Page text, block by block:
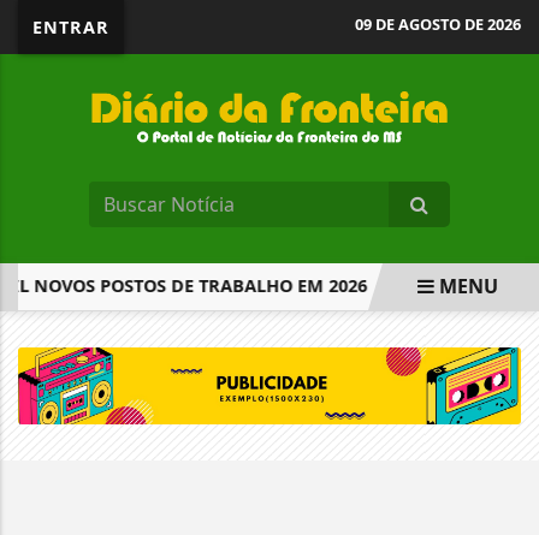
ENTRAR 09 DE AGOSTO DE 2026
NOVOS POSTOS DE TRABALHO EM 2026 PARTIDOS
MENU